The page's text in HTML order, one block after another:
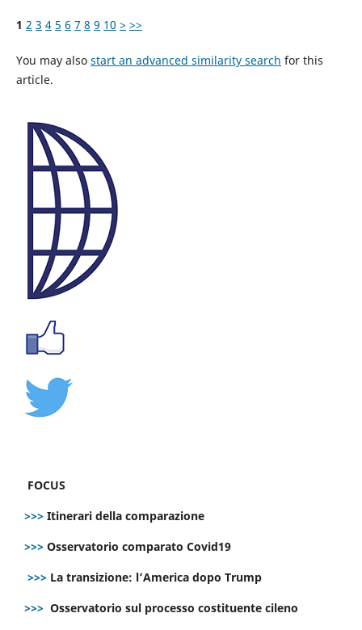
1 2 3 4 5 6 7 8 9 10 > >>
You may also start an advanced similarity search for this
article.
FOCUS
>>> Itinerari della comparazione
>>> Osservatorio comparato Covid19
>>> La transizione: l’America dopo Trump
>>> Osservatorio sul processo costituente cileno